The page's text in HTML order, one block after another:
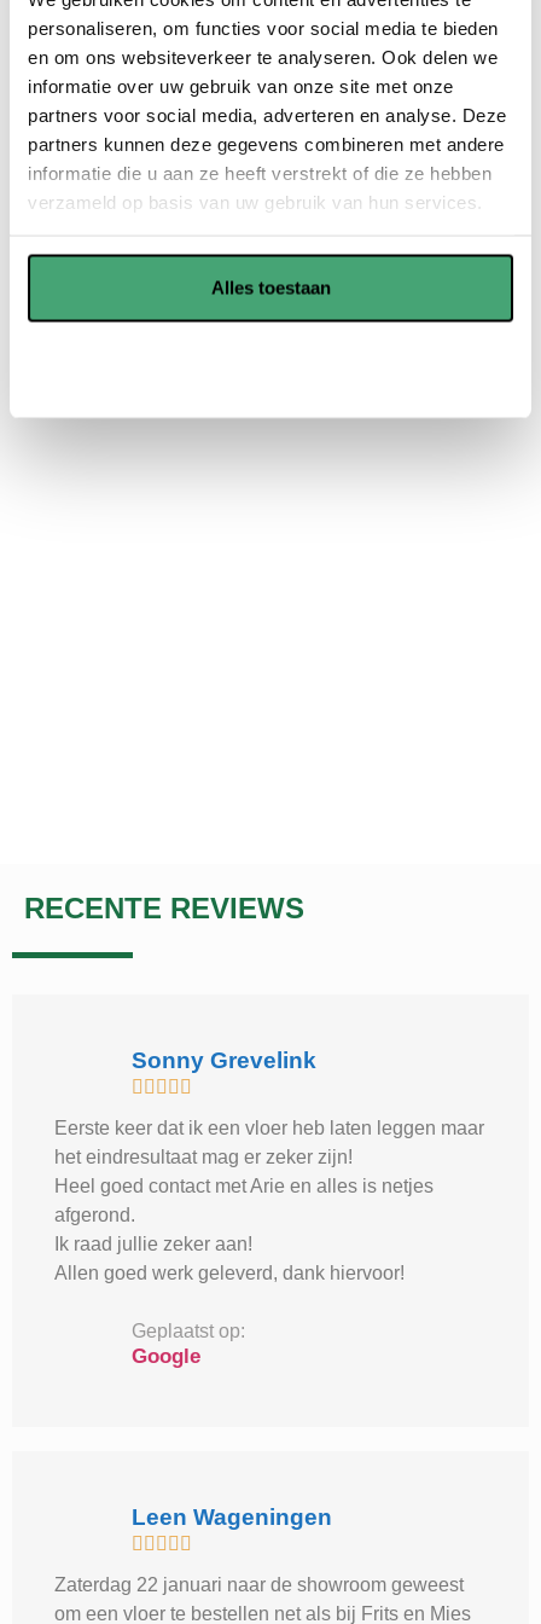
personaliseren, om functies voor social media te bieden
en om ons websiteverkeer te analyseren. Ook delen we
informatie over uw gebruik van onze site met onze
partners voor social media, adverteren en analyse. Deze
partners kunnen deze gegevens combineren met andere
informatie die u aan ze heeft verstrekt of die ze hebben
verzameld op basis van uw gebruik van hun services.
Alles toestaan
nog jaren mee en spaart u veel geld uit in de toekomst.
PVC vloeren zijn onderhoudsvriendelijk en kunnen goed
tegen vocht, dus is voor verschillende ruimtes geschikt.
Showroom in Waddinxveen
Offerte aanvragen
RECENTE REVIEWS
Sonny Grevelink
    
Eerste keer dat ik een vloer heb laten leggen maar
het eindresultaat mag er zeker zijn!
Heel goed contact met Arie en alles is netjes
afgerond.
Ik raad jullie zeker aan!
Allen goed werk geleverd, dank hiervoor!
Geplaatst op:
Google
Leen Wageningen
    
Zaterdag 22 januari naar de showroom geweest
om een vloer te bestellen net als bij Frits en Mies